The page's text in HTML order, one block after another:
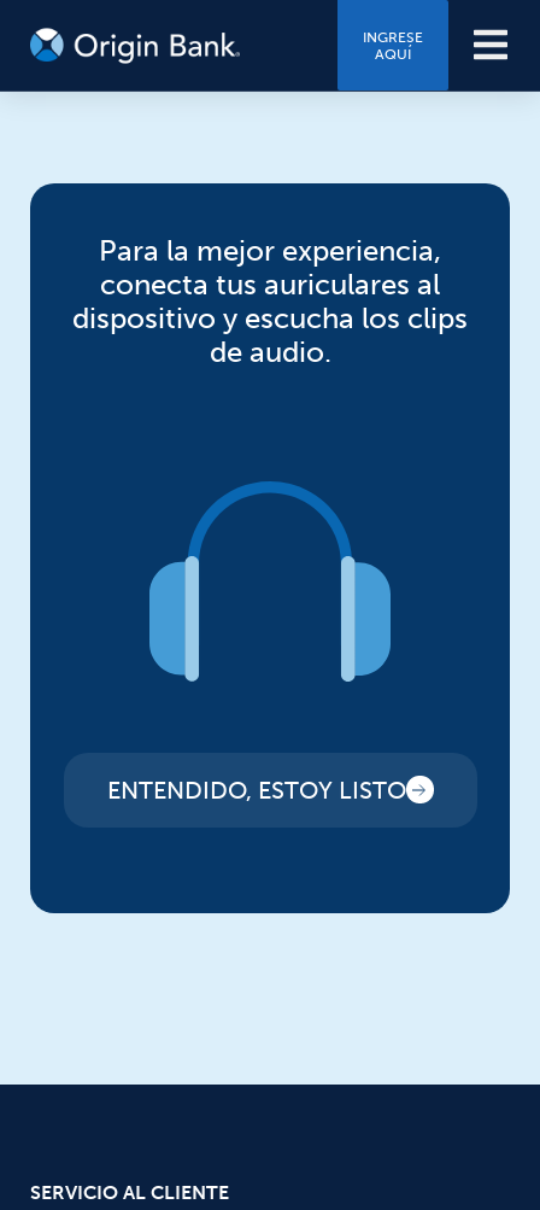
INGRESE
AQUÍ
Para la mejor experiencia,
conecta tus auriculares al
dispositivo y escucha los clips
de audio.
ENTENDIDO, ESTOY LISTO
SERVICIO AL CLIENTE